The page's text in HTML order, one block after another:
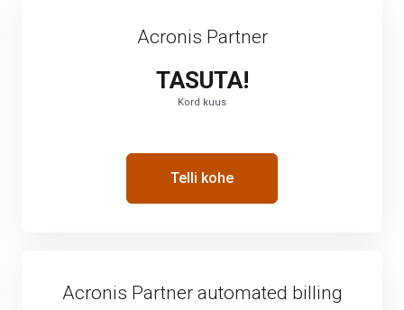
Acronis Partner
TASUTA!
Kord kuus
Telli kohe
Acronis Partner automated billing